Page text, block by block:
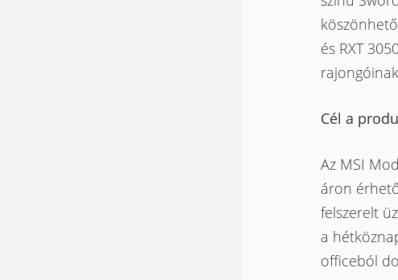
és RXT
Cél a
Az MSI
áron
felszerelt
a
officeból